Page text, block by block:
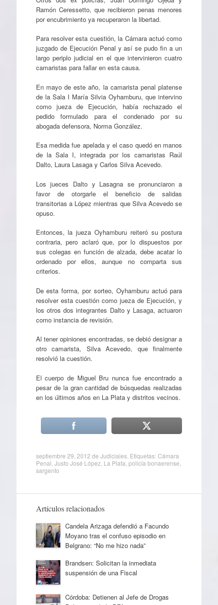
Ramón Ceressetto, que recibieron penas menores
por encubrimiento ya recuperaron la libertad.
Para resolver esta cuestión, la Cámara actuó como
juzgado de Ejecución Penal y así se pudo fin a un
largo periplo judicial en el que intervinieron cuatro
camaristas para fallar en esta causa.
En mayo de este año, la camarista penal platense
de la Sala I María Silvia Oyhamburu, que intervino
como jueza de Ejecución, había rechazado el
pedido formulado para el condenado por su
abogada defensora, Norma González.
Esa medida fue apelada y el caso quedó en manos
de la Sala I, integrada por los camaristas Raúl
Dalto, Laura Lasaga y Carlos Silva Acevedo.
Los jueces Dalto y Lasagna se pronunciaron a
favor de otorgarle el beneficio de salidas
transitorias a López mientras que Silva Acevedo se
opuso.
Entonces, la jueza Oyhamburu reiteró su postura
contraria, pero aclaró que, por lo dispuestos por
sus colegas en función de alzada, debe acatar lo
ordenado por ellos, aunque no comparta sus
criterios.
De esta forma, por sorteo, Oyhamburu actuó para
resolver esta cuestión como jueza de Ejecución, y
los otros dos integrantes Dalto y Lasaga, actuaron
como instancia de revisión.
Al tener opiniones encontradas, se debió designar a
otro camarista, Silva Acevedo, que finalmente
resolvió la cuestión.
El cuerpo de Miguel Bru nunca fue encontrado a
pesar de la gran cantidad de búsquedas realizadas
en los últimos años en La Plata y distritos vecinos.
septiembre 29, 2012 de Judiciales. Etiquetas:Cámara
Penal Justo José López, La Plata policía bonaerense
sargento
Artículos relacionados
Candela Arizaga defendió a Facundo
Moyano tras el confuso episodio en
Belgrano: “No me hizo nada”
Brandsen: Solicitan la inmediata
suspensión de una Fiscal
Córdoba: Detienen al Jefe de Drogas